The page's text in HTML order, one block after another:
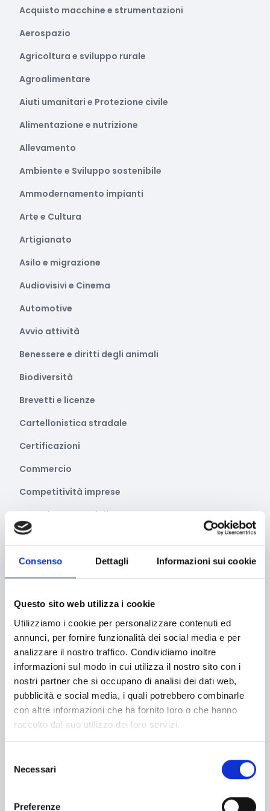
Consenso Dettagli Informazioni sui cookie
Questo sito web utilizza i cookie
Utilizziamo i cookie per personalizzare contenuti ed
annunci, per fornire funzionalità dei social media e per
analizzare il nostro traffico. Condividiamo inoltre
informazioni sul modo in cui utilizza il nostro sito con i
nostri partner che si occupano di analisi dei dati web,
pubblicità e social media, i quali potrebbero combinarle
con altre informazioni che ha fornito loro o che hanno
raccolto dal suo utilizzo dei loro servizi.
delNecessari
Preferenze
Acquisto macchine e strumentazioni
Aerospazio
Agricoltura e sviluppo rurale
Agroalimentare
Aiuti umanitari e Protezione civile
Alimentazione e nutrizione
Allevamento
Ambiente e Sviluppo sostenibile
Ammodernamento impianti
Arte e Cultura
Artigianato
Asilo e migrazione
Audiovisivi e Cinema
Automotive
Avvio attività
Benessere e diritti degli animali
Biodiversità
Brevetti e licenze
Cartellonistica stradale
Certificazioni
Commercio
Competitività imprese
Consulenza specializzata
Cooperazione Internazionale
Cybersecurity
Diritti e Cittadinanza
Distretti del Commercio
E-commerce
Economia circolare
Edilizia
Editoria e informazione
Educazione e istruzione
Emittenti radiofoniche